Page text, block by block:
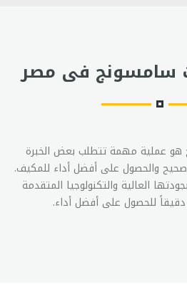
سامسونج فى مصر
عملية مهمة تتطلب بعض الخبرة
والحصول على أفضل أداء للمكيف.
العالية والتكنولوجيا المتقدمة
دقيقاً للحصول على أفضل أداء.